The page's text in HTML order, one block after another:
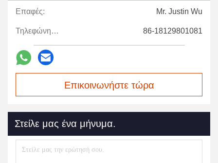
Επαφές: Mr. Justin Wu
Τηλεφώνημα: 86-18129801081
Επικοινωνήστε τώρα
Στείλε μας ένα μήνυμα.